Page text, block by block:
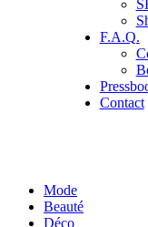
F.A.Q.
Contact
Mode
Beauté
Déco